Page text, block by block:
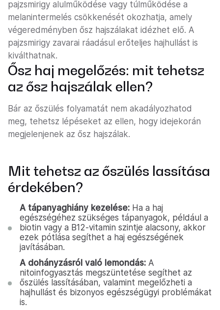
pajzsmirigy alulműködése vagy túlműködése a
melanintermelés csökkenését okozhatja, amely
végeredményben ősz hajszálakat idézhet elő. A
pajzsmirigy zavarai ráadásul erőteljes hajhullást is
kiválthatnak.
Ősz haj megelőzés: mit tehetsz
az ősz hajszálak ellen?
Bár az őszülés folyamatát nem akadályozhatod
meg, tehetsz lépéseket az ellen, hogy idejekorán
megjelenjenek az ősz hajszálak.
Mit tehetsz az őszülés lassítása
érdekében?
A tápanyaghiány kezelése: Ha a haj
egészségéhez szükséges tápanyagok, például a
biotin vagy a B12-vitamin szintje alacsony, akkor
ezek pótlása segíthet a haj egészségének
javításában.
A dohányzásról való lemondás: A
nitoinfogyasztás megszüntetése segíthet az
őszülés lassításában, valamint megelőzheti a
hajhullást és bizonyos egészségügyi problémákat
is.